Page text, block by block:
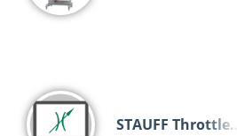
STAUFF Throttle…